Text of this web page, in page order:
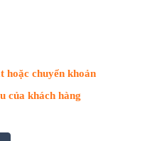
hoặc chuyển khoản
của khách hàng